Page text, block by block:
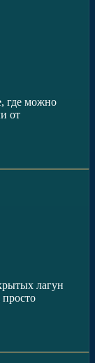
где можно
от
лагун